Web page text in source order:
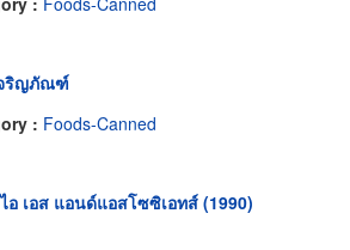
ริญภัณฑ์
: Foods-Canned
อ เอส แอนด์แอสโซซิเอทส์ (1990)